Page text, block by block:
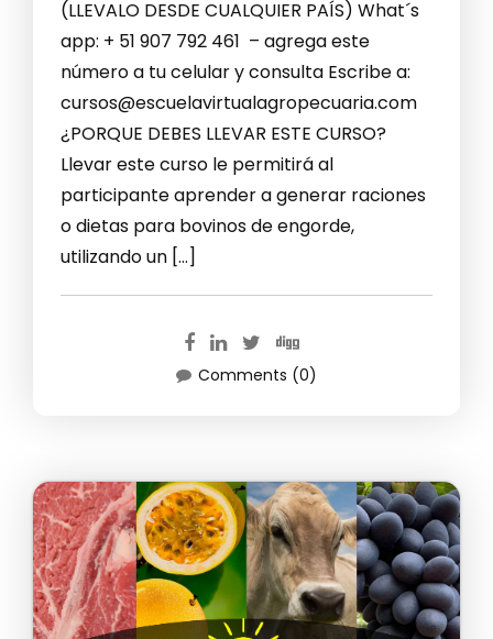
(LLEVALO DESDE CUALQUIER PAÍS) What´s
app: + 51 907 792 461 – agrega este
número a tu celular y consulta Escribe a:
cursos@escuelavirtualagropecuaria.com
¿PORQUE DEBES LLEVAR ESTE CURSO?
Llevar este curso le permitirá al
participante aprender a generar raciones
o dietas para bovinos de engorde,
utilizando un […]
Comments (0)